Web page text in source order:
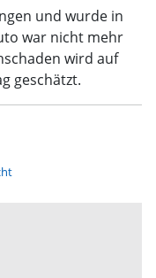
und wurde in
war nicht mehr
wird auf
geschätzt.